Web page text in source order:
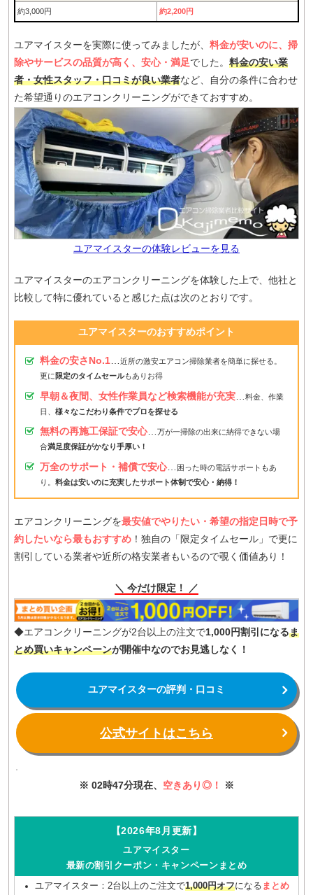
約3,000円 約2,200円
ユアマイスターを実際に使ってみましたが、 料金が安いのに、掃
除やサービスの品質が高く、安心・満足でした。 料金の安い業
者・女性スタッフ・口コミが良い業者など、自分の条件に合わせ
た希望通りのエアコンクリーニングができておすすめ。
ユアマイスターの体験レビューを見る
ユアマイスターのエアコンクリーニングを体験した上で、他社と
比較して特に優れていると感じた点は次のとおりです。
ユアマイスターのおすすめポイント
料金の安さNo.1…近所の激安エアコン掃除業者を簡単に探せる。
更に 限定のタイムセールもありお得
早朝＆夜間、女性作業員など検索機能が充実…
料金、作業
日、 様々なこだわり条件でプロを探せる
無料の再施工保証で安心…万が一掃除の出来に納得できない場
合満足度保証がかなり手厚い！
万全のサポート・補償で安心…
困った時の電話サポートもあ
り。 料金は安いのに充実したサポート体制で安心・納得！
エアコンクリーニングを最安値でやりたい・希望の指定日時で予
約したいなら最もおすすめ ！独自の「限定タイムセール」で更に
割引している業者や近所の格安業者もいるので覗く価値あり！
＼ 今だけ限定！ ／
◆エアコンクリーニングが2台以上の注文で1,000円割引になるま
とめ買いキャンペーンが開催中なのでお見逃しなく！
ユアマイスターの評判・口コミ
公式サイトはこちら
※ 02時47分現在、 空きあり◎！ ※
【2026年8月更新】
ユアマイスター
最新の割引クーポン・キャンペーンまとめ
ユアマイスター：2台以上のご注文で1,000円オフになる まとめ